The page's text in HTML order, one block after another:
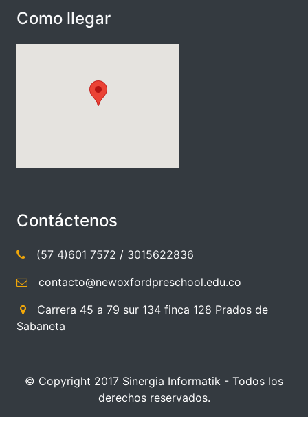
Como llegar
Contáctenos
(57 4)601 7572 / 3015622836
contacto@newoxfordpreschool.edu.co
Carrera 45 a 79 sur 134 finca 128 Prados de
Sabaneta
© Copyright 2017 Sinergia Informatik - Todos los
derechos reservados.